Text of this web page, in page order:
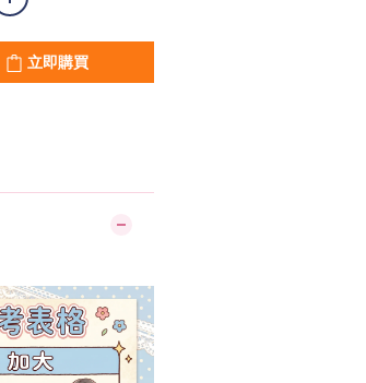
立即購買